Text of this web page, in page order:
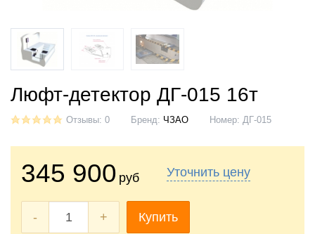
Люфт-детектор ДГ-015 16т
Отзывы: 0 Бренд: ЧЗАО Номер: ДГ-015
345 900 руб
- + Купить
Уточнить цену